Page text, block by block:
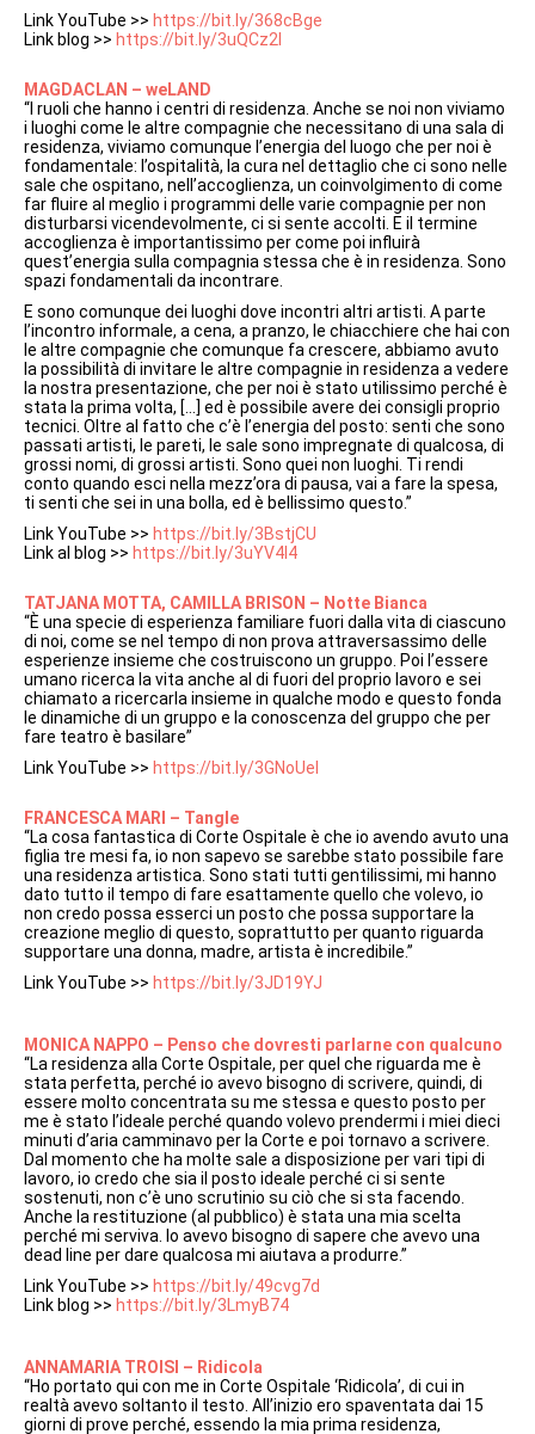
Link YouTube >> https://bit.ly/368cBge
Link blog >> https://bit.ly/3uQCz2l
MAGDACLAN – weLAND
“I ruoli che hanno i centri di residenza. Anche se noi non viviamo
i luoghi come le altre compagnie che necessitano di una sala di
residenza, viviamo comunque l’energia del luogo che per noi è
fondamentale: l’ospitalità, la cura nel dettaglio che ci sono nelle
sale che ospitano, nell’accoglienza, un coinvolgimento di come
far fluire al meglio i programmi delle varie compagnie per non
disturbarsi vicendevolmente, ci si sente accolti. E il termine
accoglienza è importantissimo per come poi influirà
quest’energia sulla compagnia stessa che è in residenza. Sono
spazi fondamentali da incontrare.
E sono comunque dei luoghi dove incontri altri artisti. A parte
l’incontro informale, a cena, a pranzo, le chiacchiere che hai con
le altre compagnie che comunque fa crescere, abbiamo avuto
la possibilità di invitare le altre compagnie in residenza a vedere
la nostra presentazione, che per noi è stato utilissimo perché è
stata la prima volta, […] ed è possibile avere dei consigli proprio
tecnici. Oltre al fatto che c’è l’energia del posto: senti che sono
passati artisti, le pareti, le sale sono impregnate di qualcosa, di
grossi nomi, di grossi artisti. Sono quei non luoghi. Ti rendi
conto quando esci nella mezz’ora di pausa, vai a fare la spesa,
ti senti che sei in una bolla, ed è bellissimo questo.”
Link YouTube >> https://bit.ly/3BstjCU
Link al blog >> https://bit.ly/3uYV4l4
TATJANA MOTTA, CAMILLA BRISON – Notte Bianca
“È una specie di esperienza familiare fuori dalla vita di ciascuno
di noi, come se nel tempo di non prova attraversassimo delle
esperienze insieme che costruiscono un gruppo. Poi l’essere
umano ricerca la vita anche al di fuori del proprio lavoro e sei
chiamato a ricercarla insieme in qualche modo e questo fonda
le dinamiche di un gruppo e la conoscenza del gruppo che per
fare teatro è basilare”
Link YouTube >> https://bit.ly/3GNoUeI
FRANCESCA MARI – Tangle
“La cosa fantastica di Corte Ospitale è che io avendo avuto una
figlia tre mesi fa, io non sapevo se sarebbe stato possibile fare
una residenza artistica. Sono stati tutti gentilissimi, mi hanno
dato tutto il tempo di fare esattamente quello che volevo, io
non credo possa esserci un posto che possa supportare la
creazione meglio di questo, soprattutto per quanto riguarda
supportare una donna, madre, artista è incredibile.”
Link YouTube >> https://bit.ly/3JD19YJ
MONICA NAPPO – Penso che dovresti parlarne con qualcuno
“La residenza alla Corte Ospitale, per quel che riguarda me è
stata perfetta, perché io avevo bisogno di scrivere, quindi, di
essere molto concentrata su me stessa e questo posto per
me è stato l’ideale perché quando volevo prendermi i miei dieci
minuti d’aria camminavo per la Corte e poi tornavo a scrivere.
Dal momento che ha molte sale a disposizione per vari tipi di
lavoro, io credo che sia il posto ideale perché ci si sente
sostenuti, non c’è uno scrutinio su ciò che si sta facendo.
Anche la restituzione (al pubblico) è stata una mia scelta
perché mi serviva. Io avevo bisogno di sapere che avevo una
dead line per dare qualcosa mi aiutava a produrre.”
Link YouTube >> https://bit.ly/49cvg7d
Link blog >> https://bit.ly/3LmyB74
ANNAMARIA TROISI – Ridicola
“Ho portato qui con me in Corte Ospitale ‘Ridicola’, di cui in
realtà avevo soltanto il testo. All’inizio ero spaventata dai 15
giorni di prove perché, essendo la mia prima residenza,